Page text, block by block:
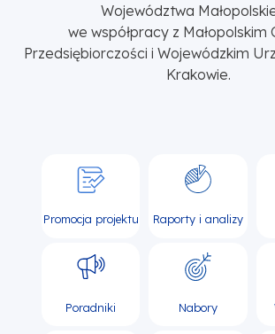
Województwa
we współpracy z Małopolskim
Przedsiębiorczości i Wojewódzkim
Krakowie.
Promocja projektu Raporty i analizy
Poradniki Nabory